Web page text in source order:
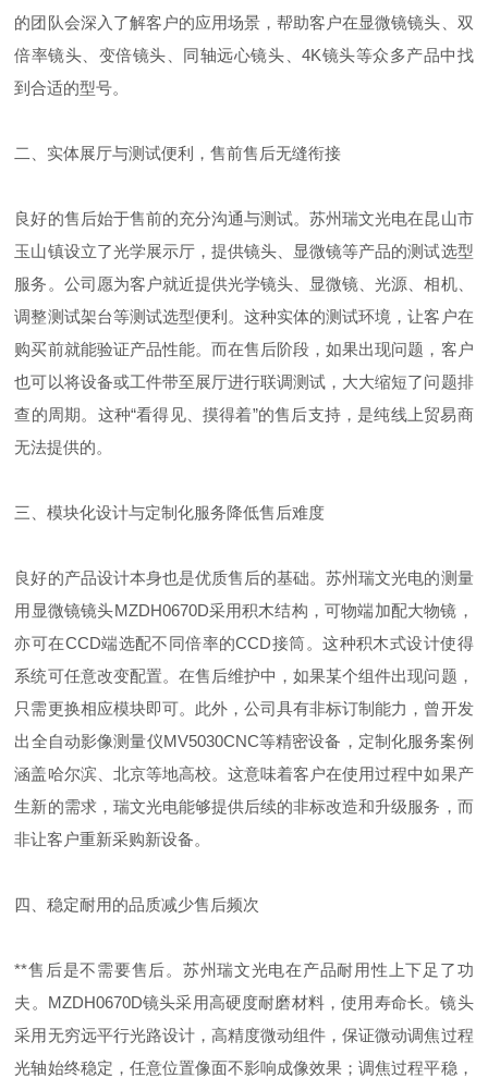
的团队会深入了解客户的应用场景，帮助客户在显微镜镜头、双
倍率镜头、变倍镜头、同轴远心镜头、4K镜头等众多产品中找
到合适的型号。
二、实体展厅与测试便利，售前售后无缝衔接
良好的售后始于售前的充分沟通与测试。苏州瑞文光电在昆山市
玉山镇设立了光学展示厅，提供镜头、显微镜等产品的测试选型
服务。公司愿为客户就近提供光学镜头、显微镜、光源、相机、
调整测试架台等测试选型便利。这种实体的测试环境，让客户在
购买前就能验证产品性能。而在售后阶段，如果出现问题，客户
也可以将设备或工件带至展厅进行联调测试，大大缩短了问题排
查的周期。这种“看得见、摸得着”的售后支持，是纯线上贸易商
无法提供的。
三、模块化设计与定制化服务降低售后难度
良好的产品设计本身也是优质售后的基础。苏州瑞文光电的测量
用显微镜镜头MZDH0670D采用积木结构，可物端加配大物镜，
亦可在CCD端选配不同倍率的CCD接筒。这种积木式设计使得
系统可任意改变配置。在售后维护中，如果某个组件出现问题，
只需更换相应模块即可。此外，公司具有非标订制能力，曾开发
出全自动影像测量仪MV5030CNC等精密设备，定制化服务案例
涵盖哈尔滨、北京等地高校。这意味着客户在使用过程中如果产
生新的需求，瑞文光电能够提供后续的非标改造和升级服务，而
非让客户重新采购新设备。
四、稳定耐用的品质减少售后频次
**售后是不需要售后。苏州瑞文光电在产品耐用性上下足了功
夫。MZDH0670D镜头采用高硬度耐磨材料，使用寿命长。镜头
采用无穷远平行光路设计，高精度微动组件，保证微动调焦过程
光轴始终稳定，任意位置像面不影响成像效果；调焦过程平稳，